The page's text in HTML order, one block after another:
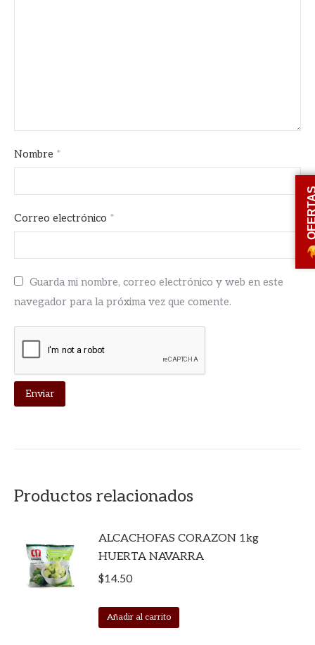
Nombre *
Correo electrónico *
Guarda mi nombre, correo electrónico y web en este
navegador para la próxima vez que comente.
Productos relacionados
ALCACHOFAS CORAZON 1kg
HUERTA NAVARRA
$14.50
Añadir al carrito